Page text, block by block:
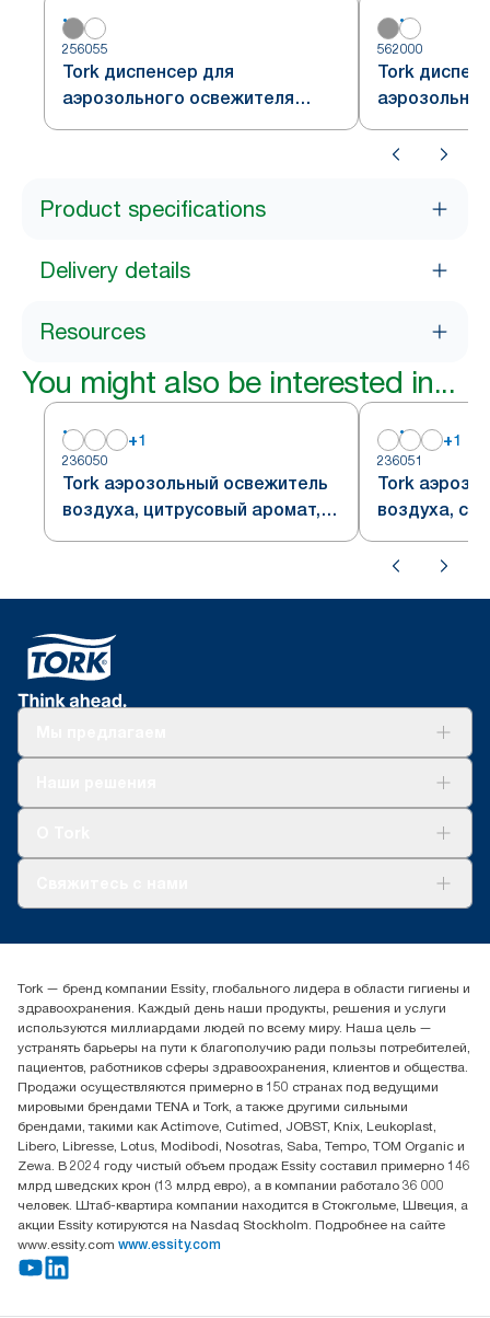
256055
Tork диспенсер для
аэрозольного освежителя
воздуха, серый, система A1
562000
Tork
воздуха,
Product specifications
Delivery details
Resources
You might also be interested in...
+1
236050
Tork аэрозольный освежитель
воздуха, цитрусовый аромат,
система A1
+1
236051
Tork
воздуха,
аромат,
(+7) 777 779 0095
Контакты на рынках СНГ
ООО «Эссити», Представительство в Казахстане Пр.
Достык, 210, 2 блок, 3 этаж,
офис №32 050051, г.
Алматы, Казахстан
Tork — бренд компании Essity, глобального лидера в области гигиены и
здравоохранения. Каждый день наши продукты, решения и услуги
используются миллиардами людей по всему миру. Наша цель —
устранять барьеры на пути к благополучию ради пользы потребителей,
пациентов, работников сферы здравоохранения, клиентов и общества.
Продажи осуществляются примерно в 150 странах под ведущими
мировыми брендами TENA и Tork, а также другими сильными
брендами, такими как Actimove, Cutimed, JOBST, Knix, Leukoplast,
Libero, Libresse, Lotus, Modibodi, Nosotras, Saba, Tempo, TOM Organic и
Zewa. В 2024 году чистый объем продаж Essity составил примерно 146
млрд шведских крон (13 млрд евро), а в компании работало 36 000
человек. Штаб-квартира компании находится в Стокгольме, Швеция, а
акции Essity котируются на Nasdaq Stockholm. Подробнее на сайте
www.essity.com www.essity.com